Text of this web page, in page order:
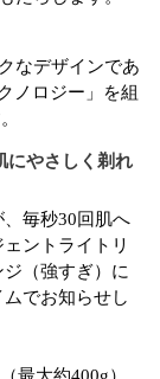
なデザインであ
ノロジー」を組
にやさしく剃れ
毎秒30回肌へ
ントライトリ
（強すぎ）に
でお知らせし
最大約400g）